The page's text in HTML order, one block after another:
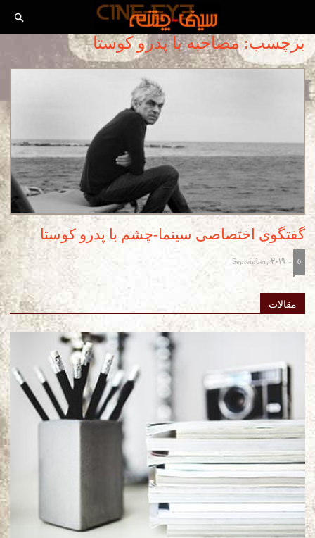
برچسب: مصاحبه با پدرو کوستا
گفتگوی اختصاصی سینما-چشم با پدرو کوستا
-
September, 2019 0
مقالات